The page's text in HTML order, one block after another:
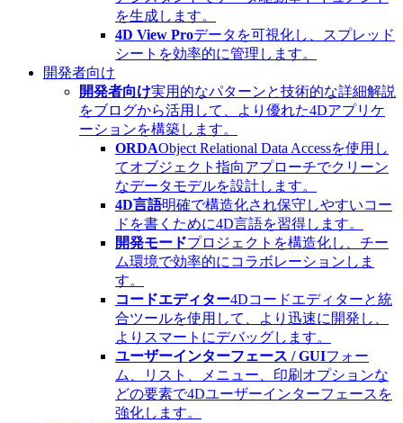
を生成します。
4D View Proデータを可視化し、スプレッド
シートを効率的に管理します。
開発者向け
開発者向け実用的なパターンと技術的な詳細解説
をブログから活用して、より優れた4Dアプリケ
ーションを構築します。
ORDAObject Relational Data Accessを使用し
てオブジェクト指向アプローチでクリーン
なデータモデルを設計します。
4D言語明確で構造化され保守しやすいコー
ドを書くために4D言語を習得します。
開発モードプロジェクトを構造化し、チー
ム環境で効率的にコラボレーションしま
す。
コードエディター4Dコードエディターと統
合ツールを使用して、より迅速に開発し、
よりスマートにデバッグします。
ユーザーインターフェース / GUIフォー
ム、リスト、メニュー、印刷オプションな
どの要素で4Dユーザーインターフェースを
強化します。